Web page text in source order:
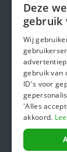
Deze
gebruik
Wij
gebruik van
ID's voor
'Alles
akkoord.